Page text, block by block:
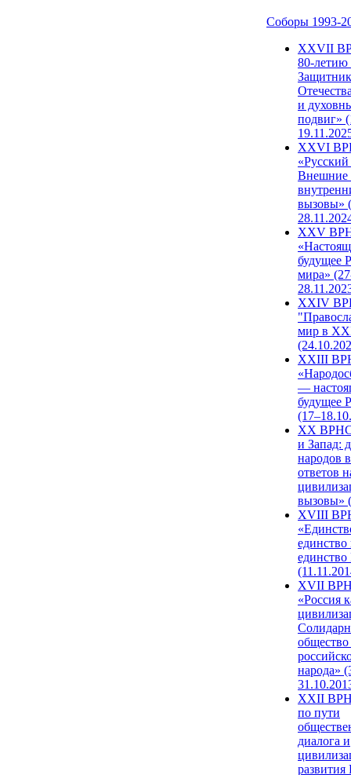
Соборы 1993-
ХХVII
80-
и
подвиг»
XXVI
Внешние
вызовы»
XXV
будущее
мира»
XXIV
мир в
XXIII
—
будущее
XX ВРНС
и Запад:
народов
ответов
вызовы»
XVIII
единство
единство
XVII
«Россия
народа»
XXII
по пути
диалога и
развития